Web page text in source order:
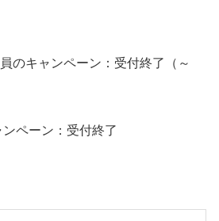
のキャンペーン：受付終了（～
ペーン：受付終了